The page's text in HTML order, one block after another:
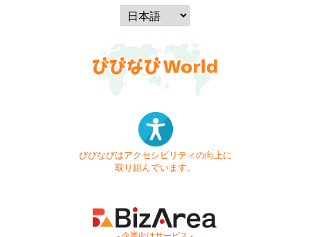
びびなびはアクセシビリティの向上に
取り組んでいます。